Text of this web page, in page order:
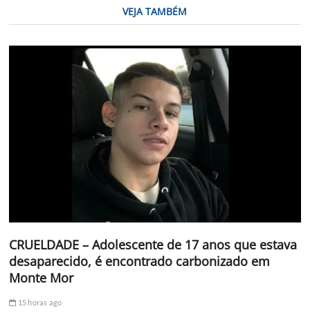
VEJA TAMBÉM
CRUELDADE – Adolescente de 17 anos que estava
desaparecido, é encontrado carbonizado em
Monte Mor
15 horas ago